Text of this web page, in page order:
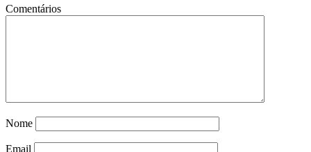
Comentários
Nome
Email